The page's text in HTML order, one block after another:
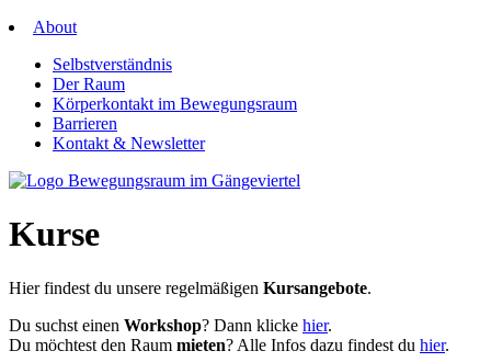
About
Selbstverständnis
Der Raum
Körperkontakt im Bewegungsraum
Barrieren
Kontakt & Newsletter
Kurse
Hier findest du unsere regelmäßigen Kursangebote.
Du suchst einen Workshop? Dann klicke hier.
Du möchtest den Raum mieten? Alle Infos dazu findest du hier.